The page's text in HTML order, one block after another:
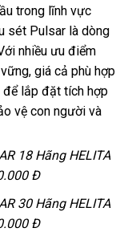
trong lĩnh vực
sét Pulsar là dòng
nhiều ưu điểm
giá cả phù hợp
để lắp đặt tích hợp
vệ con người và
18 Hãng HELITA
Đ
30 Hãng HELITA
Đ